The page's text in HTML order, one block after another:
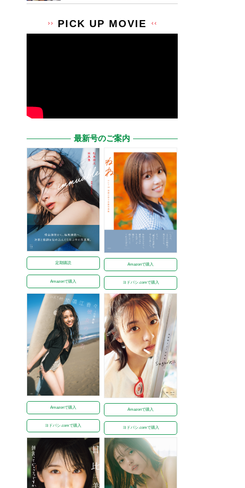
PICK UP MOVIE
最新号のご案内
定期購読
Amazonで購入
Amazonで購入
ヨドバシ.comで購入
Amazonで購入
ヨドバシ.comで購入
Amazonで購入
ヨドバシ.comで購入